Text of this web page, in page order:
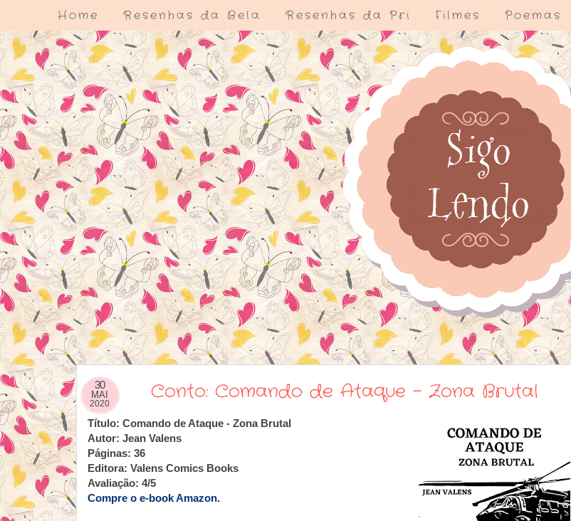
Home Resenhas da Bela Resenhas da Pri Filmes Poemas
30
MAI
2020 Conto: Comando de Ataque - Zona Brutal
Título: Comando de Ataque - Zona Brutal
Autor: Jean Valens
Páginas: 36
Editora: Valens Comics Books
Avaliação: 4/5
Compre o e-book Amazon.